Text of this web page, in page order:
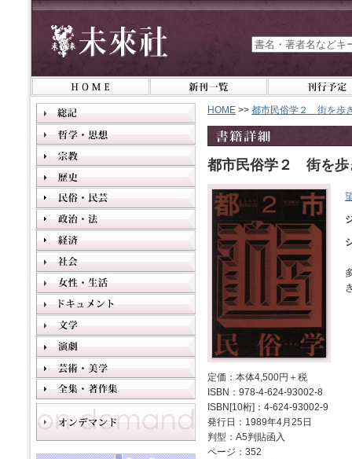
HOME >> 都市民俗学２ 街を歩
都市民俗学２ 街を歩
定価：本体4,500円＋税
ISBN：978-4-624-93002-8
ISBN[10桁]：4-624-93002-9
発行日：1989年4月25日
判型：A5判貼函入
ページ：352